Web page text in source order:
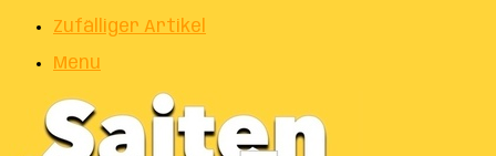
Zufälliger Artikel
Menu